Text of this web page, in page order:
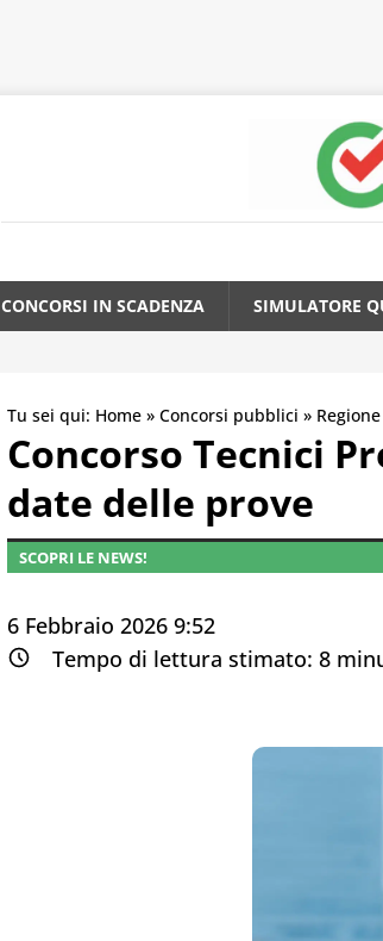
CONCORSI IN SCADENZA SIMULATORE
Tu sei qui: Home » Concorsi pubblici » Regione
Concorso Tecnici
date delle prove
SCOPRI LE NEWS!
6 Febbraio 2026 9:52
Tempo di lettura stimato: 8